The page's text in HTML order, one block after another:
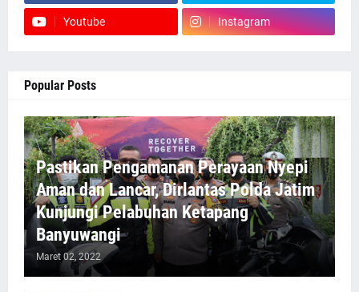
Youtube Instagram
Popular Posts
Pastikan Pengamanan Perayaan Nyepi
Aman dan Lancar, Dirlantas Polda Jatim
Kunjungi Pelabuhan Ketapang
Banyuwangi
Maret 02, 2022